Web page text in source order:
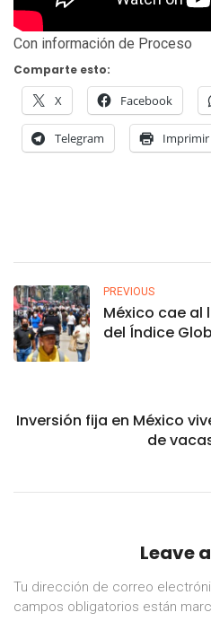
Con información de Proceso
Comparte esto:
X Facebook
Telegram Imprimir
PREVIOUS
México cae al
del Índice
Inversión fija en México
de
Leave
Tu dirección de correo
campos obligatorios están